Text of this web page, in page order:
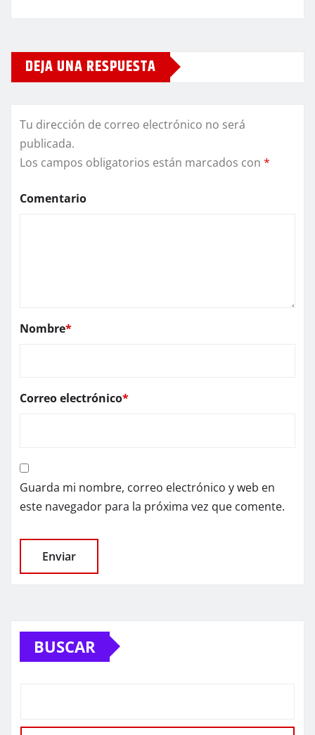
DEJA UNA RESPUESTA
Tu dirección de correo electrónico no será
publicada.
Los campos obligatorios están marcados con *
Comentario
Nombre*
Correo electrónico*
Guarda mi nombre, correo electrónico y web en
este navegador para la próxima vez que comente.
BUSCAR